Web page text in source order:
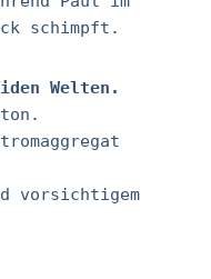
schimpft.
Welten.
vorsichtigem